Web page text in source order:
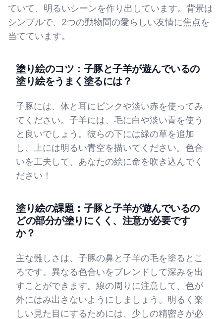
ていて、明るいシーンを作り出しています。背景は
シンプルで、2つの動物間の愛らしい友情に焦点を
当てています。
塗り絵のコツ：子豚と子羊が遊んでいるの
塗り絵をうまく塗るには？
子豚には、体と耳にピンクや淡い赤を使ってみ
てください。子羊には、毛に白や淡い青を使う
と良いでしょう。彼らの下には緑の草を追加
し、上には明るい青空を描いてください。色合
いを工夫して、あなたの絵に命を吹き込んでく
ださい！
塗り絵の課題：子豚と子羊が遊んでいるの
どの部分が塗りにくく、注意が必要です
か？
主な難しさは、子豚の鼻と子羊の毛を塗るとこ
ろです。異なる色合いをブレンドして深みを出
すことができます。線の周りに注意して、色が
外にはみ出さないようにしましょう。明るく楽
しい見た目にするためには、少しの精密さが必